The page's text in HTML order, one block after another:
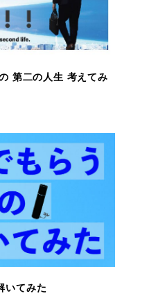
第二の人生 考えてみ
いてみた